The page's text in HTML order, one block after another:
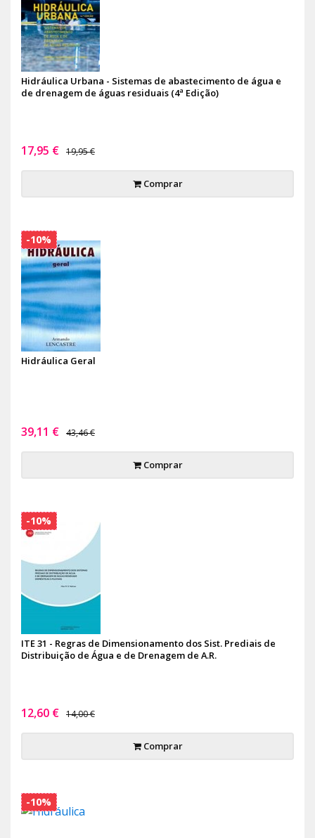
Hidráulica Urbana - Sistemas de abastecimento de água e
de drenagem de águas residuais (4ª Edição)
17,95 € 19,95 €
Comprar
Hidráulica Geral
39,11 € 43,46 €
Comprar
-10%
ITE 31 - Regras de Dimensionamento dos Sist. Prediais de
Distribuição de Água e de Drenagem de A.R.
12,60 € 14,00 €
Comprar
-10%
-10%